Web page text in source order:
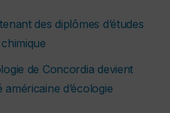
des diplômes d’études
de Concordia devient
d’écologie